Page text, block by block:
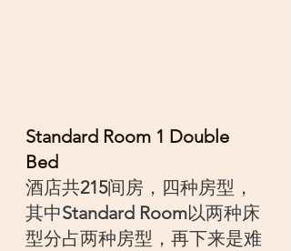
Standard Room 1 Double
Bed
酒店共215间房，四种房型，
其中Standard Room以两种床
型分占两种房型，再下来是难